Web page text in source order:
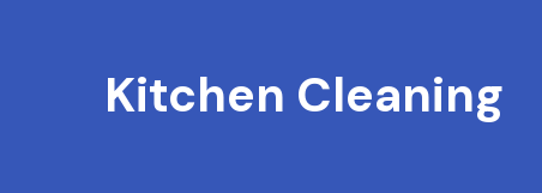
Kitchen Cleaning